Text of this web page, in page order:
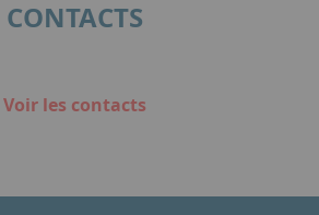
CONTACTS
Voir les contacts